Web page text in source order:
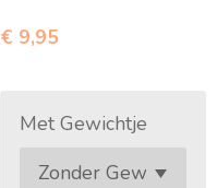
€ 9,95
Met Gewichtje